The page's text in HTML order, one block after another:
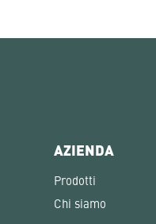
AZIENDA
Prodotti
Chi siamo